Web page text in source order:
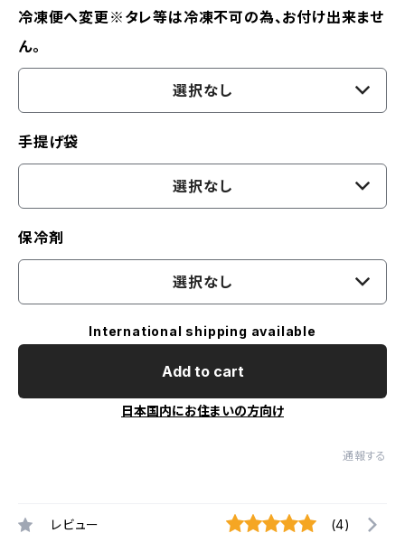
冷凍便へ変更※タレ等は冷凍不可の為、お付け出来ませ
ん。
選択なし
手提げ袋
選択なし
保冷剤
選択なし
International shipping available
Add to cart
日本国内にお住まいの方向け
通報する
レビュー (4)